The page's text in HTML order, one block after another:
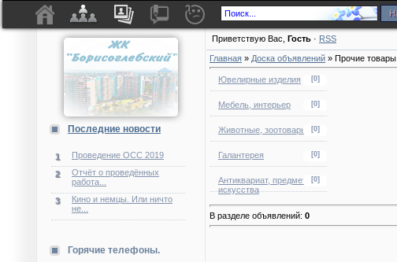
Последние новости
1
Проведение ОСС 2019
2
Отчёт о проведённых
работа...
3
Кино и немцы. Или ничто
не...
Горячие телефоны.
Приветствую Вас Гость · RSS
Главная » Доска объявлений » Прочие товары
Ювелирные изделия [0]
Мебель, интерьер [0]
Животные, зоотовары [0]
Галантерея [0]
Антиквариат, предметы
искусства
[0]
В разделе объявлений: 0